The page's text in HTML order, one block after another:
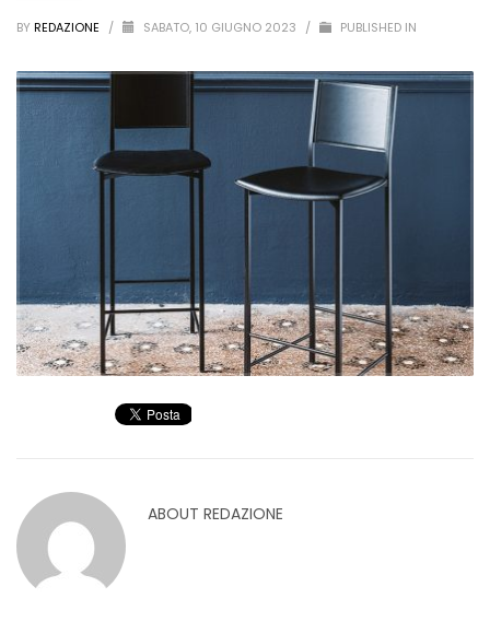
BY REDAZIONE / SABATO, 10 GIUGNO 2023 / PUBLISHED IN
ABOUT REDAZIONE